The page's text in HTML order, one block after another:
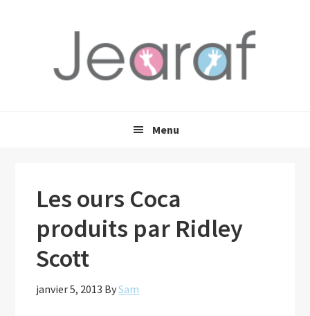
navigation
Menu
Les ours Coca
produits par Ridley
Scott
janvier 5, 2013 BySam